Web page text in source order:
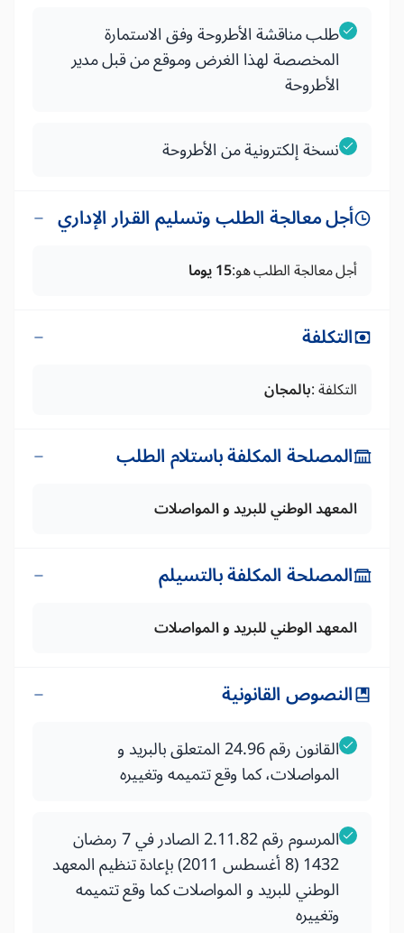
طلب مناقشة الأطروحة وفق الاستمارة
المخصصة لهذا الغرض وموقع من قبل مدير
الأطروحة
نسخة إلكترونية من الأطروحة
أجل معالجة الطلب وتسليم القرار الإداري
أجل معالجة الطلب هو:15 يوما
التكلفة
التكلفة :بالمجان
المصلحة المكلفة باستلام الطلب
المعهد الوطني للبريد و المواصلات
المصلحة المكلفة بالتسيلم
المعهد الوطني للبريد و المواصلات
النصوص القانونية
القانون رقم 24.96 المتعلق بالبريد و
المواصلات، كما وقع تتميمه وتغييره
المرسوم رقم 2.11.82 الصادر في 7 رمضان
1432 (8 أغسطس 2011) بإعادة تنظيم المعهد
الوطني للبريد و المواصلات كما وقع تتميمه
وتغييره